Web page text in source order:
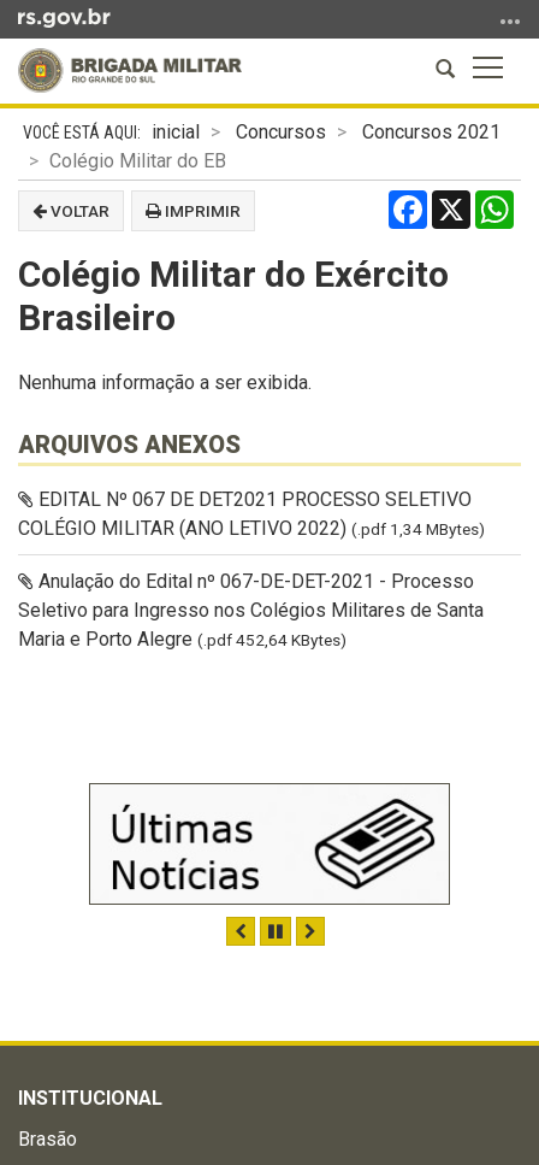
para
conteúdo
para
menu
para
busca
a
Abrir
a
busca
Início
conteúdo
inicial Concursos
Concursos 2021
Colégio Militar do EB
VOLTAR IMPRIMIR Facebook
X
Colégio Militar do Exército
Brasileiro
Nenhuma informação a ser exibida.
ARQUIVOS ANEXOS
EDITAL Nº 067 DE DET2021 PROCESSO SELETIVO
COLÉGIO MILITAR (ANO LETIVO 2022) (.pdf 1,34 MBytes)
Anulação do Edital nº 067-DE-DET-2021 - Processo
Seletivo para Ingresso nos Colégios Militares de Santa
Maria e Porto Alegre (.pdf 452,64 KBytes)
ANTERIOR
PAUSAR
INSTITUCIONAL
Brasão